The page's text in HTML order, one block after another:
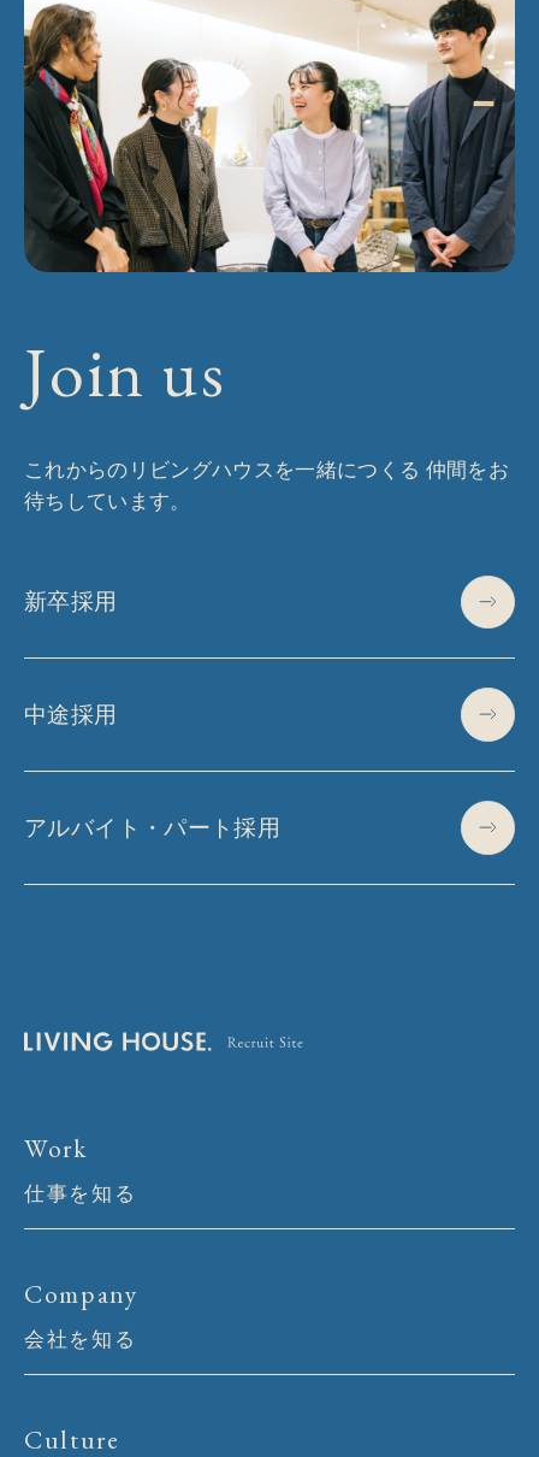
Join us
これからのリビングハウスを一緒につくる 仲間をお
待ちしています。
新卒採用
中途採用
アルバイト・パート採用
Work
仕事を知る
Company
会社を知る
Culture